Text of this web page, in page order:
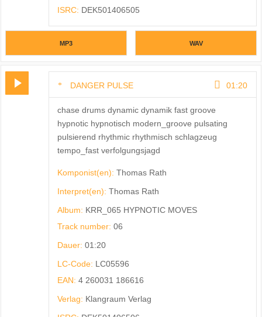
ISRC: DEK501406505
MP3 WAV
DANGER PULSE 01:20
chase drums dynamic dynamik fast groove
hypnotic hypnotisch modern_groove pulsating
pulsierend rhythmic rhythmisch schlagzeug
tempo_fast verfolgungsjagd
Komponist(en): Thomas Rath
Interpret(en): Thomas Rath
Album: KRR_065 HYPNOTIC MOVES
Track number: 06
Dauer: 01:20
LC-Code: LC05596
EAN: 4 260031 186616
Verlag: Klangraum Verlag